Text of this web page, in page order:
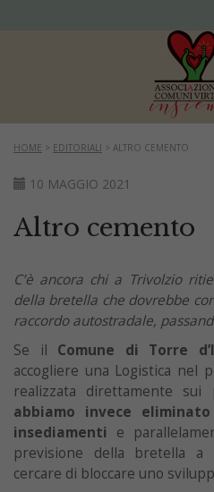
HOME > EDITORIALI > ALTRO CEMENTO
10 MAGGIO 2021
Altro cemento
C’è ancora chi a Trivolzio
della bretella che dovrebbe
raccordo autostradale,
Se il Comune di Torre
accogliere una Logistica nel
realizzata direttamente
abbiamo invece
insediamenti e
previsione della bretella
cercare di bloccare uno